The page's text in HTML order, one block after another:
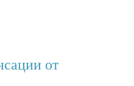
от